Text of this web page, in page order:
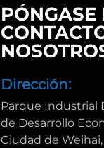
PÓNGASE
Dirección:
Parque Industrial
de Desarrollo
Ciudad de